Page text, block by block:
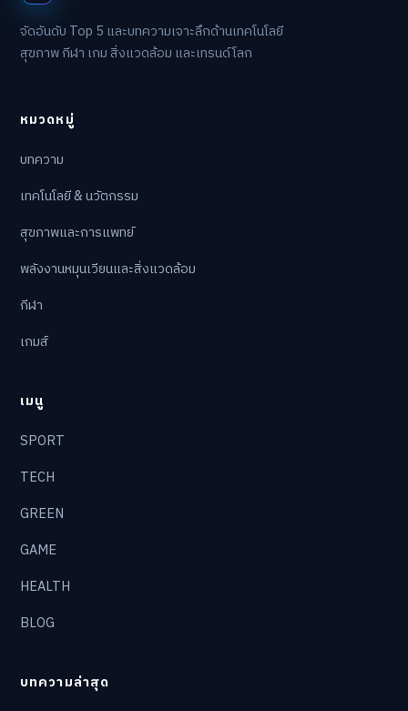
จัดอันดับ Top 5 และบทความเจาะลึกด้านเทคโนโลยี
สุขภาพ กีฬา เกม สิ่งแวดล้อม และเทรนด์โลก
หมวดหมู่
บทความ
เทคโนโลยี & นวัตกรรม
สุขภาพและการแพทย์
พลังงานหมุนเวียนและสิ่งแวดล้อม
กีฬา
เกมส์
เมนู
SPORT
TECH
GREEN
GAME
HEALTH
BLOG
บทความล่าสุด